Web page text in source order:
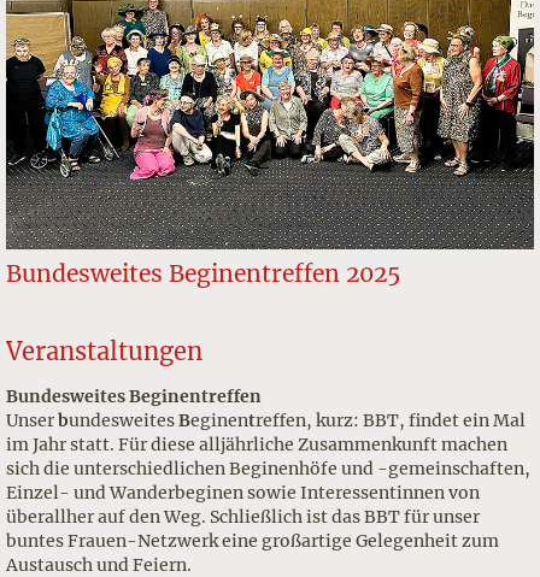
Bundesweites Beginentreffen 2025
Veranstaltungen
Bundesweites Beginentreffen
UnserbundesweitesBeginentreffen, kurz: BBT, findet ein Mal
im Jahr statt. Für diese alljährliche Zusammenkunft machen
sich die unterschiedlichen Beginenhöfe und -gemeinschaften,
Einzel- und Wanderbeginen sowie Interessentinnen von
überallher auf den Weg. Schließlich ist das BBTfür unser
buntes Frauen-Netzwerkeine großartige Gelegenheit zum
Austausch und Feiern.